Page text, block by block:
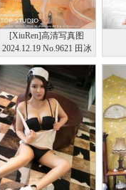
[XiuRen]高清写真图
2024.12.19 No.9621 田冰